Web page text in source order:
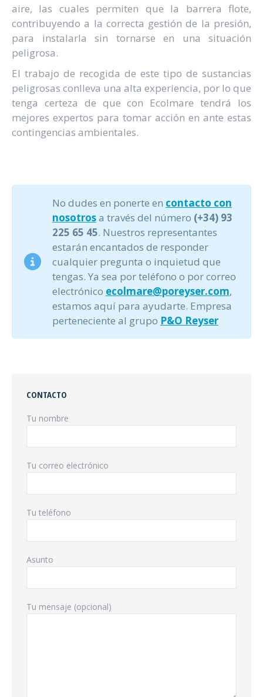
aire, las cuales permiten que la barrera flote,
contribuyendo a la correcta gestión de la presión,
para instalarla sin tornarse en una situación
peligrosa.
El trabajo de recogida de este tipo de sustancias
peligrosas conlleva una alta experiencia, por lo que
tenga certeza de que con Ecolmare tendrá los
mejores expertos para tomar acción en ante estas
contingencias ambientales.
No dudes en ponerte en contacto con
nosotrosa través del número (+34) 93
225 65 45. Nuestros representantes
estarán encantados de responder
cualquier pregunta o inquietud que
tengas. Ya sea por teléfono o por correo
electrónico ecolmare@poreyser.com,
estamos aquí para ayudarte. Empresa
perteneciente al grupo P&O Reyser
CONTACTO
Tu nombre
Tu correo electrónico
Tu teléfono
Asunto
Tu mensaje (opcional)